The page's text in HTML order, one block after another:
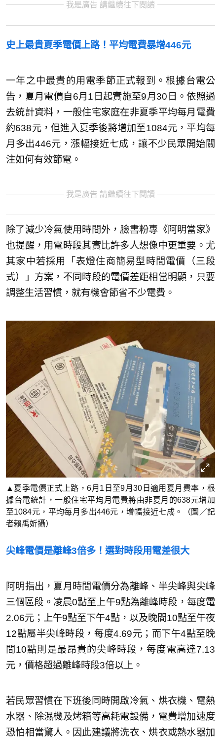
我是廣告 請繼續往下閱讀
史上最貴夏季電價上路！平均電費暴增446元
一年之中最貴的用電季節正式報到。根據台電公
告，夏月電價自6月1日起實施至9月30日。依照過
去統計資料，一般住宅家庭在非夏季平均每月電費
約638元，但進入夏季後將增加至1084元，平均每
月多出446元，漲幅接近七成，讓不少民眾開始關
注如何有效節電。
我是廣告 請繼續往下閱讀
除了減少冷氣使用時間外，臉書粉專《阿明當家》
也提醒，用電時段其實比許多人想像中更重要。尤
其家中若採用「表燈住商簡易型時間電價（三段
式）」方案，不同時段的電價差距相當明顯，只要
調整生活習慣，就有機會節省不少電費。
▲夏季電價正式上路，6月1日至9月30日適用夏月費率，根
據台電統計，一般住宅平均月電費將由非夏月的638元增加
至1084元，平均每月多出446元，增幅接近七成。（圖／記
者賴禹妡攝）
尖峰電價是離峰3倍多！選對時段用電差很大
阿明指出，夏月時間電價分為離峰、半尖峰與尖峰
三個區段。凌晨0點至上午9點為離峰時段，每度電
2.06元；上午9點至下午4點，以及晚間10點至午夜
12點屬半尖峰時段，每度4.69元；而下午4點至晚
間10點則是最昂貴的尖峰時段，每度電高達7.13
元，價格超過離峰時段3倍以上。
若民眾習慣在下班後同時開啟冷氣、烘衣機、電熱
水器、除濕機及烤箱等高耗電設備，電費增加速度
恐怕相當驚人。因此建議將洗衣、烘衣或熱水器加